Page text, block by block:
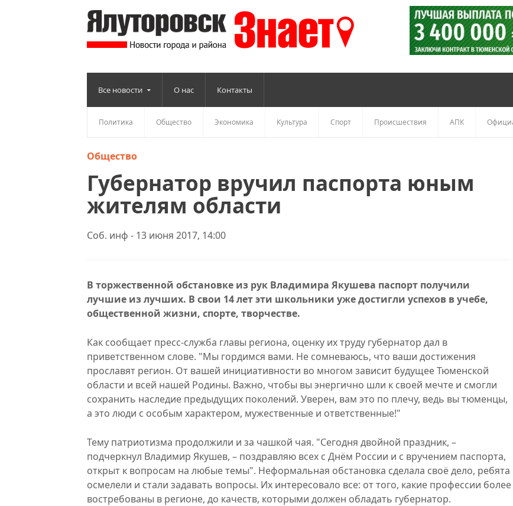
Все новости О нас Контакты
Политика Общество Экономика Культура Спорт Происшествия АПК
Общество
Губернатор вручил паспорта юным
жителям области
Соб. инф - 13 июня 2017, 14:00
В торжественной обстановке из рук Владимира Якушева паспорт получили
лучшие из лучших. В свои 14 лет эти школьники уже достигли успехов в учебе,
общественной жизни, спорте, творчестве.
Как сообщает пресс-служба главы региона, оценку их труду губернатор дал в
приветственном слове. "Мы гордимся вами. Не сомневаюсь, что ваши достижения
прославят регион. От вашей инициативности во многом зависит будущее Тюменской
области и всей нашей Родины. Важно, чтобы вы энергично шли к своей мечте и смогли
сохранить наследие предыдущих поколений. Уверен, вам это по плечу, ведь вы тюменцы,
а это люди с особым характером, мужественные и ответственные!"
Тему патриотизма продолжили и за чашкой чая. "Сегодня двойной праздник, –
подчеркнул Владимир Якушев, – поздравляю всех с Днём России и с вручением паспорта,
открыт к вопросам на любые темы". Неформальная обстановка сделала своё дело, ребята
осмелели и стали задавать вопросы. Их интересовало все: от того, какие профессии более
востребованы в регионе, до качеств, которыми должен обладать губернатор.